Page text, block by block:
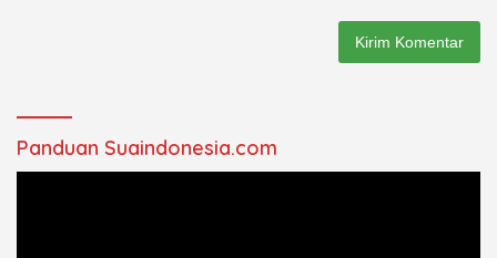
Panduan Suaindonesia.com